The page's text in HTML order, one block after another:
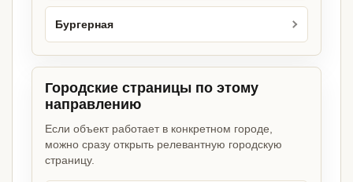
Бургерная
Городские страницы по этому
направлению
Если объект работает в конкретном городе,
можно сразу открыть релевантную городскую
страницу.